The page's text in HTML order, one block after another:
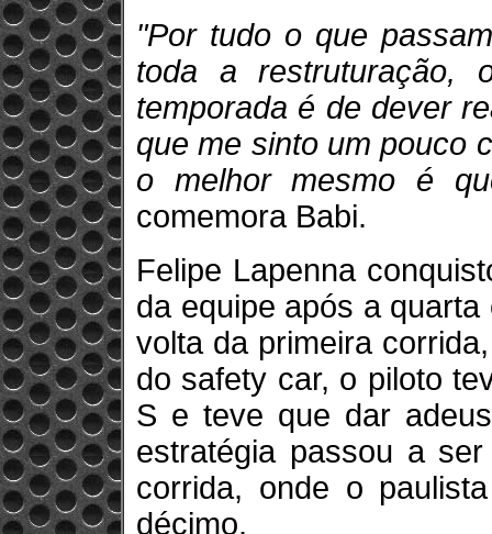
"Por tudo o que
toda a restruturação,
temporada é de dever
que me sinto um pouco
o melhor mesmo é
comemora Babi.
Felipe Lapenna
da equipe após a
volta da primeira
do safety car, o piloto
S e teve que dar
estratégia passou a
corrida, onde o
décimo.